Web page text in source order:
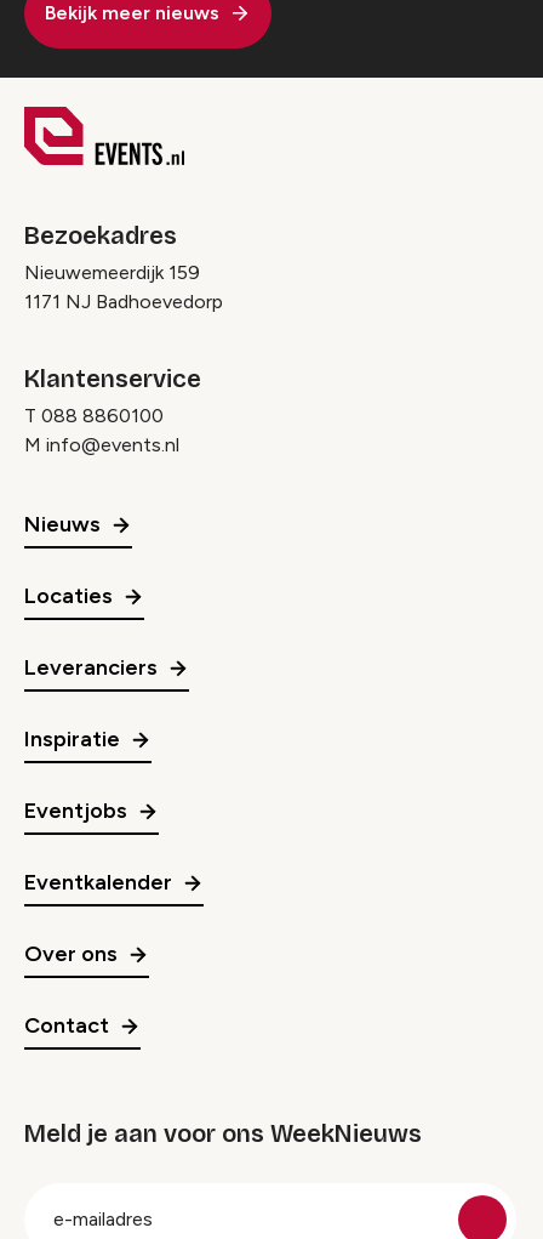
Bekijk meer nieuws
Bezoekadres
Nieuwemeerdijk 159
1171 NJ Badhoevedorp
Klantenservice
T 088 8860100
M info@events.nl
Nieuws
Locaties
Leveranciers
Inspiratie
Eventjobs
Eventkalender
Over ons
Contact
Meld je aan voor ons WeekNieuws